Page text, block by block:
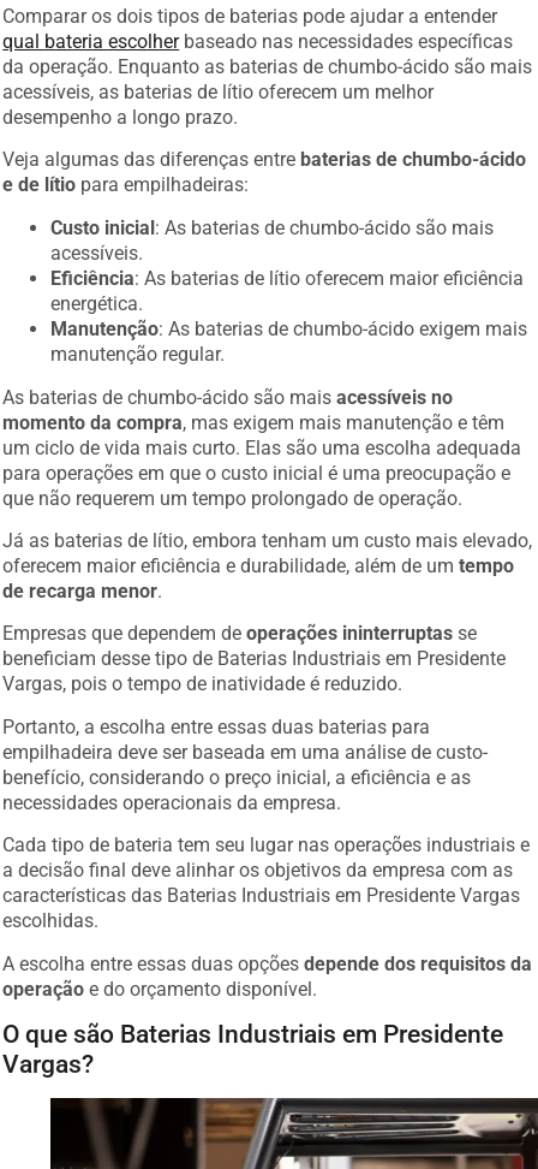
Comparar os dois tipos de baterias pode ajudar a entender
qual bateria escolherbaseado nas necessidades específicas
da operação. Enquanto as baterias de chumbo-ácido são mais
acessíveis, as baterias de lítio oferecem um melhor
desempenho a longo prazo.
Veja algumas das diferenças entre baterias de chumbo-ácido
e de lítio para empilhadeiras:
Custo inicial: As baterias de chumbo-ácido são mais
acessíveis.
Eficiência: As baterias de lítio oferecem maior eficiência
energética.
Manutenção: As baterias de chumbo-ácido exigem mais
manutenção regular.
As baterias de chumbo-ácido são maisacessíveis no
momento da compra, mas exigem mais manutenção e têm
um ciclo de vida mais curto. Elas são uma escolha adequada
para operações em que o custo inicial é uma preocupação e
que não requerem um tempo prolongado de operação.
Já as baterias de lítio, embora tenham um custo mais elevado,
oferecem maior eficiência e durabilidade, além de umtempo
de recarga menor.
Empresas que dependem deoperações ininterruptas se
beneficiam desse tipo de Baterias Industriais em Presidente
Vargas, pois o tempo de inatividade é reduzido.
Portanto, a escolha entre essas duas baterias para
empilhadeira deve ser baseada em uma análise de custo-
benefício, considerando o preço inicial, a eficiência e as
necessidades operacionais da empresa.
Cada tipo de bateria tem seu lugar nas operações industriais e
a decisão final deve alinhar os objetivos da empresa com as
características das Baterias Industriais em Presidente Vargas
escolhidas.
A escolha entre essas duas opçõesdepende dos requisitos da
operação e do orçamento disponível.
O que são Baterias Industriais em Presidente
Vargas?